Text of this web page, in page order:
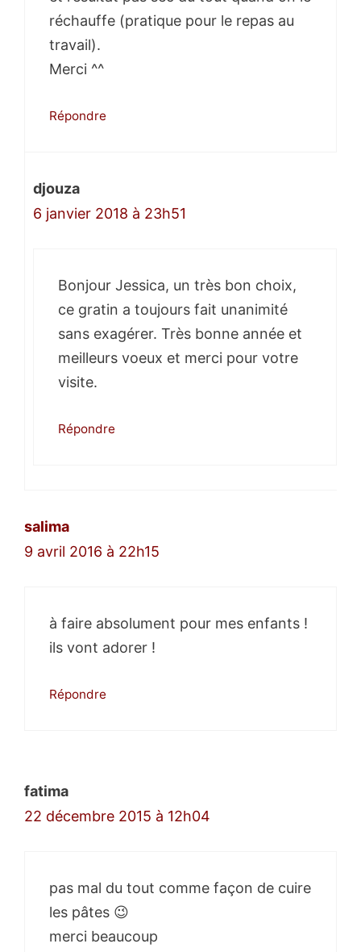
réchauffe (pratique pour le repas au
travail).
Merci ^^
Répondre
djouza
6 janvier 2018 à 23h51
Bonjour Jessica, un très bon choix,
ce gratin a toujours fait unanimité
sans exagérer. Très bonne année et
meilleurs voeux et merci pour votre
visite.
Répondre
salima
9 avril 2016 à 22h15
à faire absolument pour mes enfants !
ils vont adorer !
Répondre
fatima
22 décembre 2015 à 12h04
pas mal du tout comme façon de cuire
les pâtes 😉
merci beaucoup